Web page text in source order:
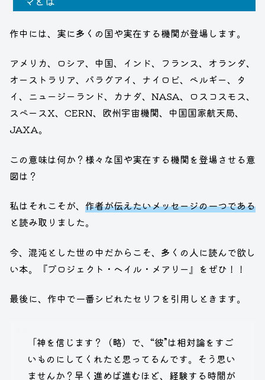
作中には、実に多くの国や実在する機関が登場します。
アメリカ、ロシア、中国、インド、フランス、オランダ、
オーストラリア、パラグアイ、ナイロビ、ベルギー、タ
イ、ニュージーランド、カナダ、NASA、ロスコスモス、
スペースX、CERN、欧州宇宙機関、中国国家航天局、
JAXA。
この意味は何か？様々な国や実在する機関を登場させる意
図は？
私はそれこそが、 作者が伝えたいメッセージの一つである
と読み取りました。
今、混沌とした世の中だからこそ、多くの人に読んで欲し
い本。『プロジェクト・ヘイル・メアリー』をぜひ！！
最後に、作中で一番シビれたセリフを引用しときます。
「神を信じます？（略）で、“彼”は相対論をすご
いものにしてくれたと思ってるんです。そう思い
ませんか？早く進めば進むほど、経験する時間が